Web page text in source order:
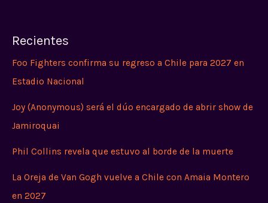
Recientes
Foo Fighters confirma su regreso a Chile para 2027 en
Estadio Nacional
Joy (Anonymous) será el dúo encargado de abrir show de
Jamiroquai
Phil Collins revela que estuvo al borde de la muerte
La Oreja de Van Gogh vuelve a Chile con Amaia Montero
en 2027